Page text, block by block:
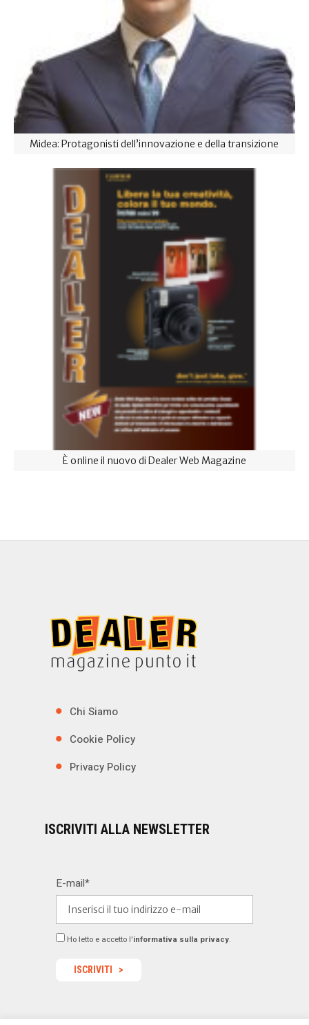
Midea: Protagonisti dell’innovazione e della transizione
È online il nuovo di Dealer Web Magazine
Chi Siamo
Cookie Policy
Privacy Policy
ISCRIVITI ALLA NEWSLETTER
E-mail*
Ho letto e accetto l'informativa sulla privacy.